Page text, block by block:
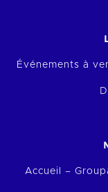
Événements à
Accueil –